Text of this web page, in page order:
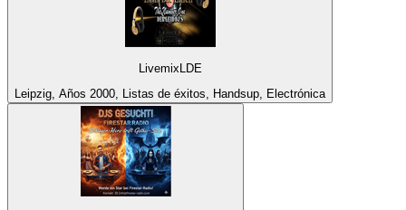
LivemixLDE
Leipzig, Años 2000, Listas de éxitos, Handsup, Electrónica